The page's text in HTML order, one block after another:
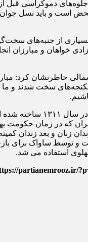
دموکراسی قبل
است و باید نسل جوان
از جنبه‌های
خواهان و مبارزان
خاطرنشان کرد:
سخت شدند و ما
موزه عبرت ایران در
که در زمان حکومت
زنان و بعد زندان
و توسط ساواک برای
استفاده می شد.
partianemrooz.ir/